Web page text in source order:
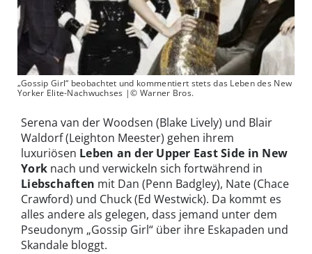
„Gossip Girl“ beobachtet und kommentiert stets das Leben des New
Yorker Elite-Nachwuchses |© Warner Bros.
Serena van der Woodsen (Blake Lively) und Blair
Waldorf (Leighton Meester) gehen ihrem
luxuriösen Leben an der Upper East Side in New
York nach und verwickeln sich fortwährend in
Liebschaften mit Dan (Penn Badgley), Nate (Chace
Crawford) und Chuck (Ed Westwick). Da kommt es
alles andere als gelegen, dass jemand unter dem
Pseudonym „Gossip Girl“ über ihre Eskapaden und
Skandale bloggt.